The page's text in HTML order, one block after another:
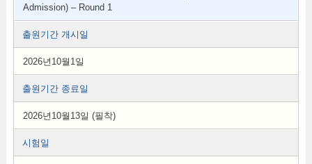
Admission) – Round 1
출원기간 개시일
2026년10월1일
출원기간 종료일
2026년10월13일 (필착)
시험일